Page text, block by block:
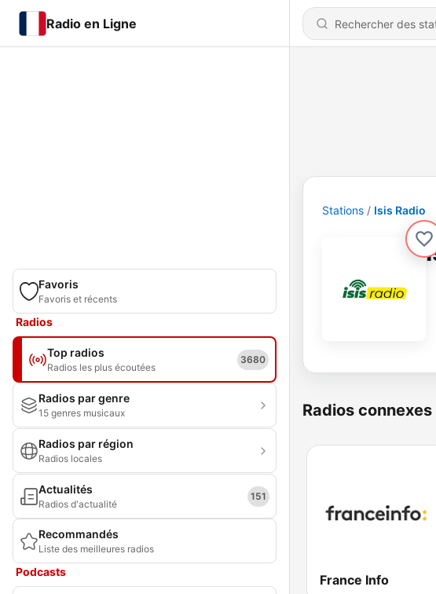
Radio en Ligne
Favoris
Favoris et récents
Radios
Top radios
Radios les plus écoutées
3680
Radios par genre
15 genres musicaux
Radios par région
Radios locales
Actualités
Radios d'actualité
151
Recommandés
Liste des meilleures radios
Podcasts
Stations Isis Radio
Radios connexes
France Info